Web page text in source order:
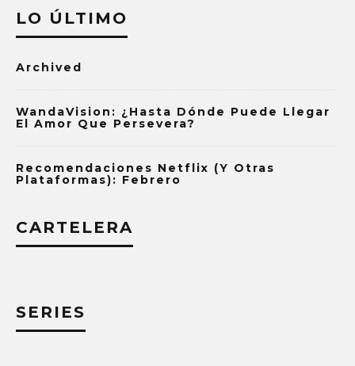
LO ÚLTIMO
Archived
WandaVision: ¿Hasta Dónde Puede Llegar
El Amor Que Persevera?
Recomendaciones Netflix (y Otras
Plataformas): Febrero
CARTELERA
SERIES